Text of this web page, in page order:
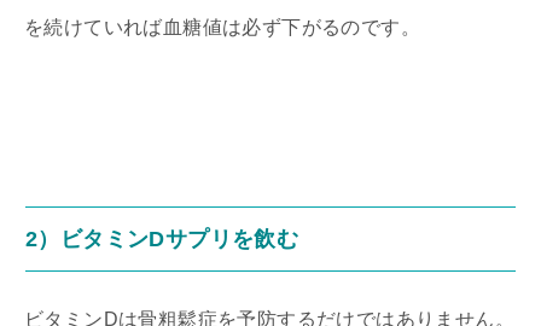
を続けていれば血糖値は必ず下がるのです。
2）ビタミンDサプリを飲む
ビタミンDは骨粗鬆症を予防するだけではありません。